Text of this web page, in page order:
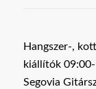
Hangszer-,
kiállítók
Segovia